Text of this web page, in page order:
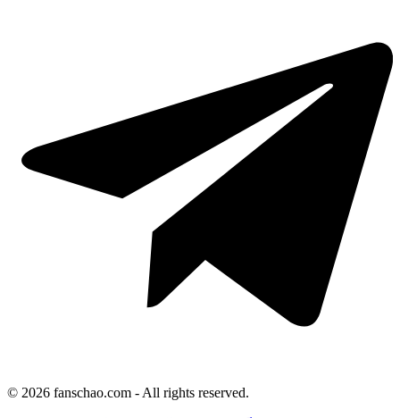
© 2026 fanschao.com - All rights reserved.